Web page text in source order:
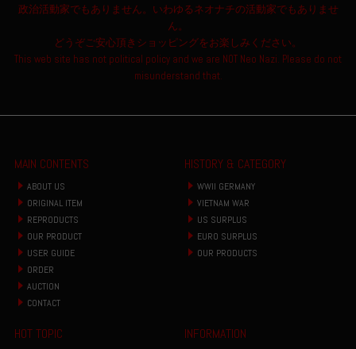
政治活動家でもありません。いわゆるネオナチの活動家でもありませ
ん。
どうぞご安心頂きショッピングをお楽しみください。
This web site has not political policy and we are NOT Neo Nazi. Please do not
misunderstand that.
MAIN CONTENTS
ABOUT US
ORIGINAL ITEM
REPRODUCTS
OUR PRODUCT
USER GUIDE
ORDER
AUCTION
CONTACT
HISTORY & CATEGORY
WWII GERMANY
VIETNAM WAR
US SURPLUS
EURO SURPLUS
OUR PRODUCTS
HOT TOPIC INFORMATION